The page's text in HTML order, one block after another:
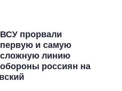
ВСУ прорвали
первую и самую
сложную линию
обороны россиян на